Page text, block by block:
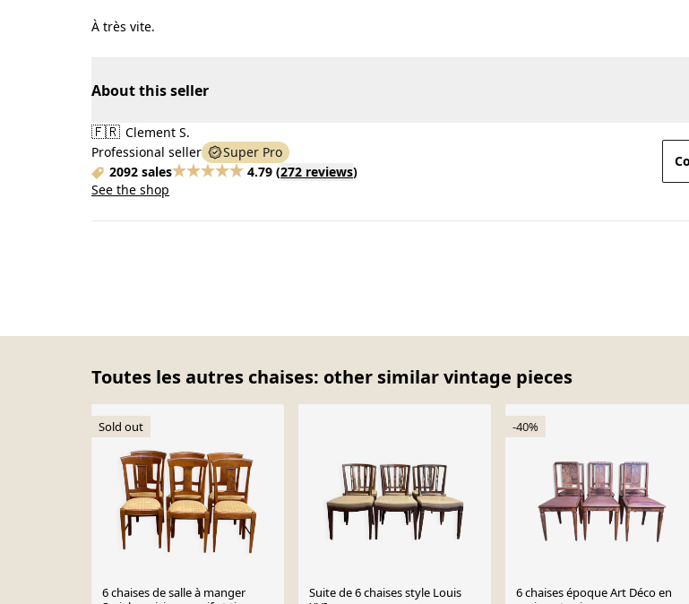
À très vite.
About this seller
🇫🇷 Clement S.
Professional seller
Super Pro
2092 sales
4.79 (272 reviews)
See the shop
Toutes les autres chaises: other similar vintage pieces
Sold out
6 chaises de salle à manger
Suite de 6 chaises style Louis
-40%
6 chaises époque Art Déco en